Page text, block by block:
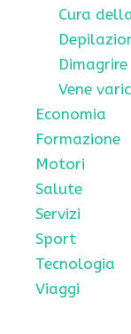
Cura
Dimagrire
Vene
Economia
Formazione
Motori
Salute
Servizi
Sport
Tecnologia
Viaggi